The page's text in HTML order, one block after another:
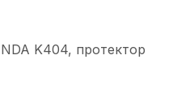
K404, протектор